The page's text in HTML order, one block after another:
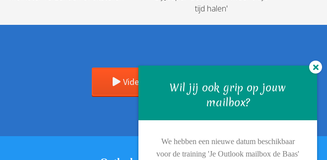
tijd halen'
Videotheek
Wil jij ook grip op jouw
mailbox?
We hebben een nieuwe datum beschikbaar
voor de training 'Je Outlook mailbox de Baas'